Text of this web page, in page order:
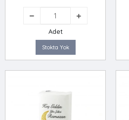
Adet
Stokta Yok